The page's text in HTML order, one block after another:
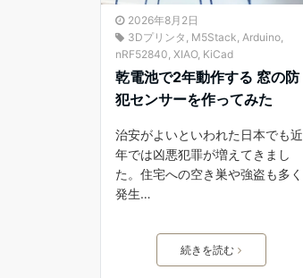
2026年8月2日
3Dプリンタ M5Stack Arduino
nRF52840 XIAO, KiCad
乾電池で2年動作する 窓の防
犯センサーを作ってみた
治安がよいといわれた日本でも近
年では凶悪犯罪が増えてきまし
た。住宅への空き巣や強盗も多く
発生…
続きを読む